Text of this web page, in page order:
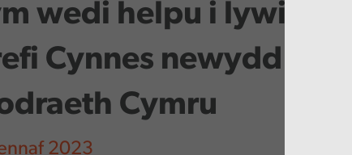
wedi helpu i lywio
Cynnes newydd
Cymru
2023